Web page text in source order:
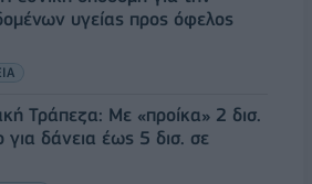
υγείας προς όφελος
Τράπεζα: Με «προίκα» 2 δισ.
για δάνεια έως 5 δισ. σε